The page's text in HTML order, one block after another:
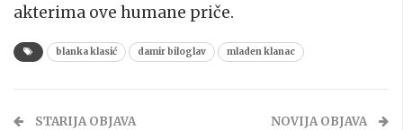
akterima ove humane priče.
blanka klasić damir biloglav mladen klanac
STARIJA OBJAVA NOVIJA OBJAVA